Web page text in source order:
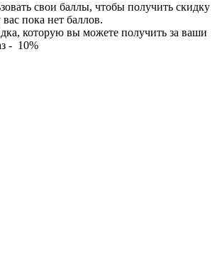
свои баллы, чтобы получить скидку
пока нет баллов.
которую вы можете получить за ваши
- 10%